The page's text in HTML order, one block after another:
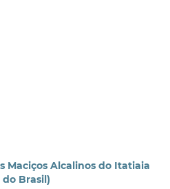
Maciços Alcalinos do Itatiaia
do Brasil)